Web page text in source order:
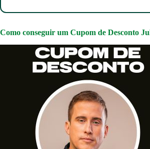
Como conseguir um Cupom de Desconto